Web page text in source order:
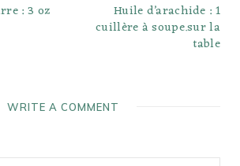
: 3 oz Huile d’arachide : 1
cuillère à soupe.sur la
table
WRITE A COMMENT